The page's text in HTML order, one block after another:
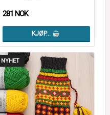
281 NOK
KJØP…
NYHET